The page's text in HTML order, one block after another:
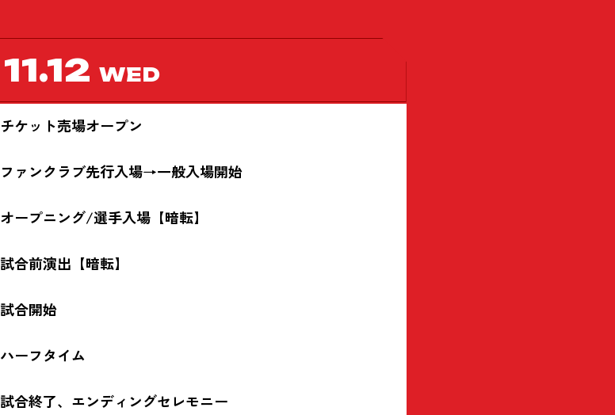
11.12 WED
チケット売場オープン
ファンクラブ先行入場→一般入場開始
オープニング/選手入場【暗転】
試合前演出【暗転】
試合開始
ハーフタイム
試合終了、エンディングセレモニー